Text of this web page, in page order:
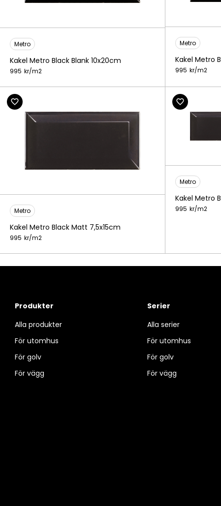
Metro
Kakel Metro Black Blank 10x20cm
995 kr/m2
Metro
Kakel Metro
995 kr/m2
Metro
Kakel Metro Black Matt 7,5x15cm
995 kr/m2
Metro
Kakel Metro
995 kr/m2
Produkter
Alla produkter
För utomhus
För golv
För vägg
Serier
Alla serier
För utomhus
För golv
För vägg